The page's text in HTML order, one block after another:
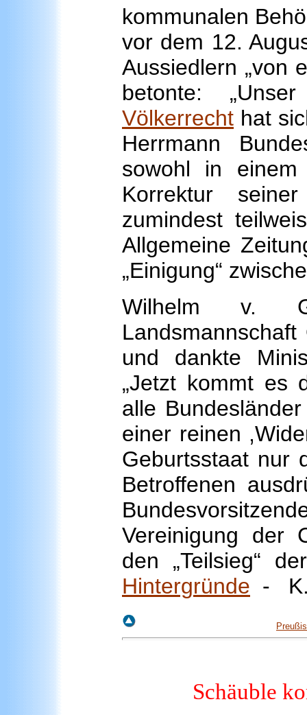
kommunalen
vor dem 12.
Aussiedlern „von
betonte:
Völkerrecht hat
Herrmann
sowohl in
Korrektur
zumindest
Allgemeine
„Einigung“
Wilhelm v.
und dankte
„Jetzt kommt es
alle
einer reinen
Geburtsstaat nur
Betroffenen
Vereinigung der
den „Teilsieg“
Hintergründe -
Schäuble